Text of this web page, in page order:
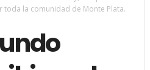
la comunidad de Monte Plata.